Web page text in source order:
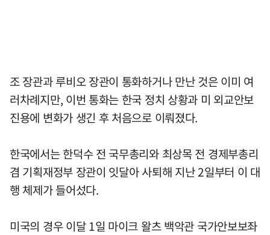
조 장관과 루비오 장관이 통화하거나 만난 것은 이미 여
러차례지만, 이번 통화는 한국 정치 상황과 미 외교안보
진용에 변화가 생긴 후 처음으로 이뤄졌다.
한국에서는 한덕수 전 국무총리와 최상목 전 경제부총리
겸 기획재정부 장관이 잇달아 사퇴해 지난 2일부터 이 대
행 체제가 들어섰다.
미국의 경우 이달 1일 마이크 왈츠 백악관 국가안보보좌